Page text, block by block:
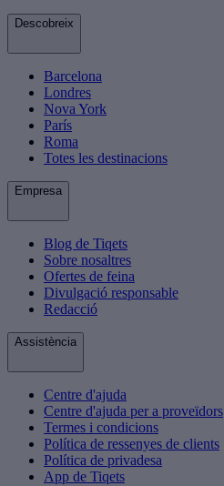
Descobreix
Barcelona
Londres
Nova York
París
Roma
Totes les destinacions
Empresa
Blog de Tiqets
Sobre nosaltres
Ofertes de feina
Divulgació responsable
Redacció
Assistència
Centre d'ajuda
Centre d'ajuda per a proveïdors
Termes i condicions
Política de ressenyes de clients
Política de privadesa
App de Tiqets